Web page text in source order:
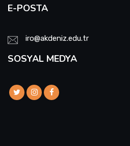
E-POSTA
iro@akdeniz.edu.tr
SOSYAL MEDYA